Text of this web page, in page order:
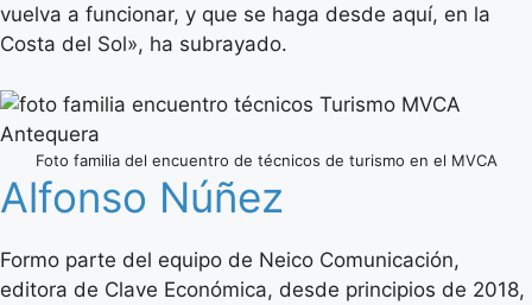
vuelva a funcionar, y que se haga desde aquí, en la
Costa del Sol», ha subrayado.
Foto familia del encuentro de técnicos de turismo en el MVCA
Alfonso Núñez
Formo parte del equipo de Neico Comunicación,
editora de Clave Económica, desde principios de 2018,